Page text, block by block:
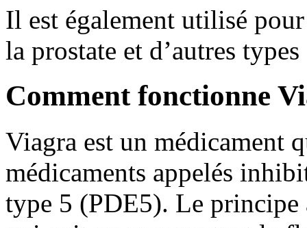
Il est également utilisé
la prostate et d’autres
Comment fonctionne
Viagra est un médicament
médicaments appelés
type 5 (PDE5). Le